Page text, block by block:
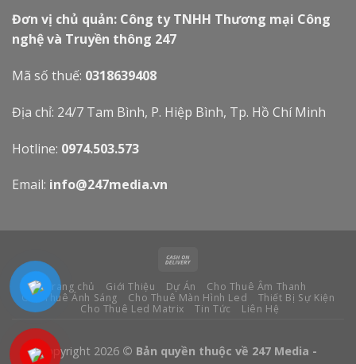
Đơn vị chủ quản: Công ty TNHH Thương mại Công
nghệ và Truyền thông 247
Mã số thuế: 0318639408
Địa chỉ: 24/7 Tam Bình, P. Hiệp Bình, Tp. Hồ Chí Minh
Hotline: 0974.503.573
Email: info@247media.vn
Trang chủ Giới Thiệu Dự Án
Cho Thuê Âm Thanh
Cho Thuê Ánh Sáng
Cho Thuê Màn Hình Led
Thiết Bị Sự Kiện
Cho Thuê Led Matrix
Tin Tức Liên Hệ
Copyright 2026 © Bản quyền thuộc về 247 Media -